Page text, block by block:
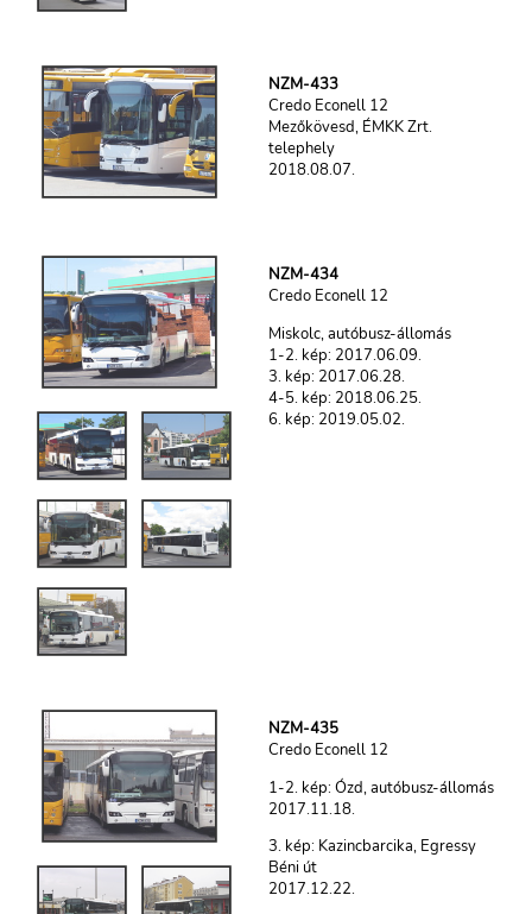
NZM-433
Credo Econell 12
Mezőkövesd, ÉMKK Zrt.
telephely
2018.08.07.
NZM-434
Credo Econell 12
Miskolc, autóbusz-állomás
1-2. kép: 2017.06.09.
3. kép: 2017.06.28.
4-5. kép: 2018.06.25.
6. kép: 2019.05.02.
NZM-435
Credo Econell 12
1-2. kép: Ózd, autóbusz-állomás
2017.11.18.
3. kép: Kazincbarcika, Egressy
Béni út
2017.12.22.